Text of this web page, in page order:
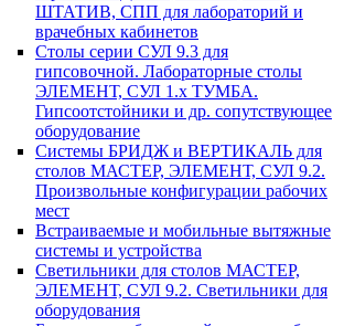
ШТАТИВ, СПП для лабораторий и
врачебных кабинетов
Столы серии СУЛ 9.3 для
гипсовочной. Лабораторные столы
ЭЛЕМЕНТ, СУЛ 1.х ТУМБА.
Гипсоотстойники и др. сопутствующее
оборудование
Системы БРИДЖ и ВЕРТИКАЛЬ для
столов МАСТЕР, ЭЛЕМЕНТ, СУЛ 9.2.
Произвольные конфигурации рабочих
мест
Встраиваемые и мобильные вытяжные
системы и устройства
Светильники для столов МАСТЕР,
ЭЛЕМЕНТ, СУЛ 9.2. Светильники для
оборудования